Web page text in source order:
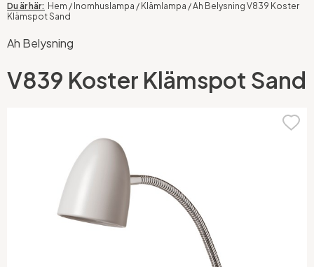
Hem / Inomhuslampa / Klämlampa /Ah Belysning V839 Koster
Klämspot Sand
Ah Belysning
V839 Koster Klämspot Sand